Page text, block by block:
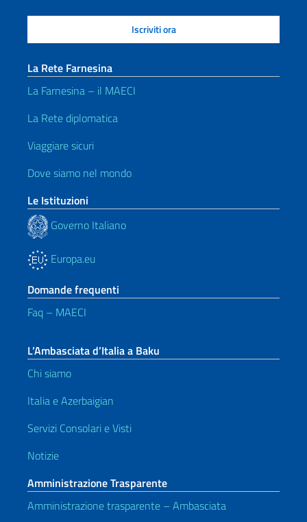
La Rete Farnesina
La Farnesina – il MAECI
La Rete diplomatica
Viaggiare sicuri
Dove siamo nel mondo
Le Istituzioni
Governo Italiano
Europa.eu
Domande frequenti
Faq – MAECI
L’Ambasciata d’Italia a Baku
Chi siamo
Italia e Azerbaigian
Servizi Consolari e Visti
Notizie
Amministrazione Trasparente
Amministrazione trasparente – Ambasciata